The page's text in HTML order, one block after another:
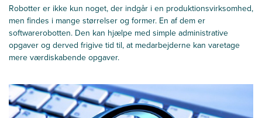
Robotter er ikke kun noget, der indgår i en produktionsvirksomhed,
men findes i mange størrelser og former. En af dem er
softwarerobotten. Den kan hjælpe med simple administrative
opgaver og derved frigive tid til, at medarbejderne kan varetage
mere værdiskabende opgaver.